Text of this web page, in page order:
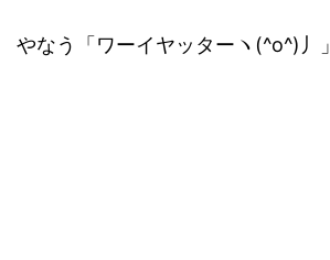
やなう「ワーイヤッターヽ(^o^)丿」